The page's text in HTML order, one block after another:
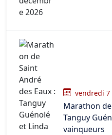
vendredi 7
Marathon
Tanguy
vainqueurs